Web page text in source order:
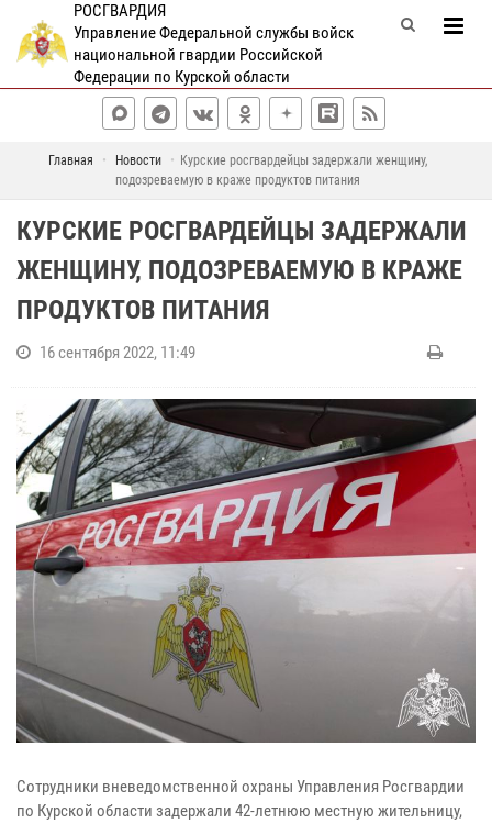
РОСГВАРДИЯ
Управление Федеральной службы войск
национальной гвардии Российской
Федерации по Курской области
Главная Новости
Курские росгвардейцы задержали женщину,
подозреваемую в краже продуктов питания
КУРСКИЕ РОСГВАРДЕЙЦЫ ЗАДЕРЖАЛИ
ЖЕНЩИНУ, ПОДОЗРЕВАЕМУЮ В КРАЖЕ
ПРОДУКТОВ ПИТАНИЯ
16 сентября 2022, 11:49
Сотрудники вневедомственной охраны Управления Росгвардии
по Курской области задержали 42-летнюю местную жительницу,